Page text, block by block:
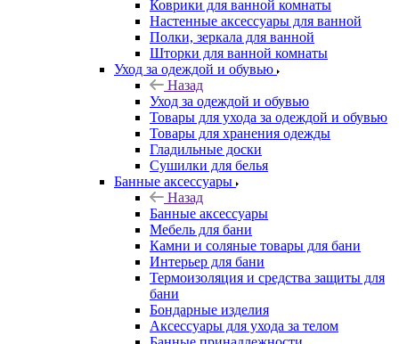
Коврики для ванной комнаты
Настенные аксессуары для ванной
Полки, зеркала для ванной
Шторки для ванной комнаты
Уход за одеждой и обувью
Назад
Уход за одеждой и обувью
Товары для ухода за одеждой и обувью
Товары для хранения одежды
Гладильные доски
Сушилки для белья
Банные аксессуары
Назад
Банные аксессуары
Мебель для бани
Камни и соляные товары для бани
Интерьер для бани
Термоизоляция и средства защиты для
бани
Бондарные изделия
Аксеcсуары для ухода за телом